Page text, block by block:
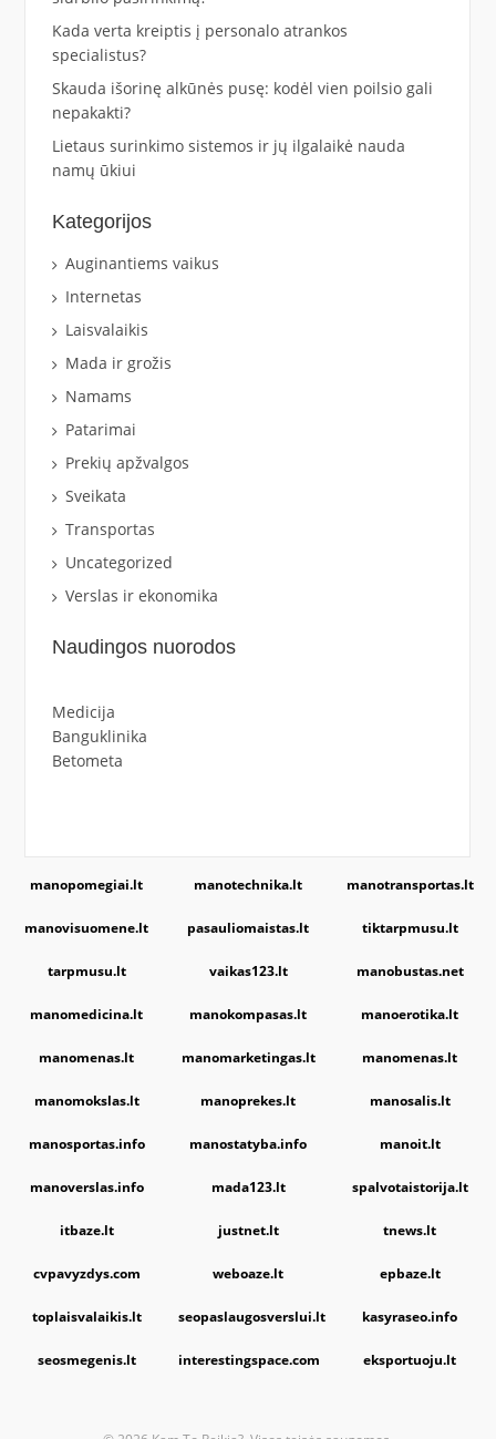
Kada verta kreiptis į personalo atrankos
specialistus?
Skauda išorinę alkūnės pusę: kodėl vien poilsio gali
nepakakti?
Lietaus surinkimo sistemos ir jų ilgalaikė nauda
namų ūkiui
Kategorijos
Auginantiems vaikus
Internetas
Laisvalaikis
Mada ir grožis
Namams
Patarimai
Prekių apžvalgos
Sveikata
Transportas
Uncategorized
Verslas ir ekonomika
Naudingos nuorodos
Medicija
Banguklinika
Betometa
manopomegiai.lt manotechnika.lt manotransportas.lt
manovisuomene.lt pasauliomaistas.lt tiktarpmusu.lt
tarpmusu.lt vaikas123.lt manobustas.net
manomedicina.lt manokompasas.lt manoerotika.lt
manomenas.lt manomarketingas.lt manomenas.lt
manomokslas.lt manoprekes.lt manosalis.lt
manosportas.info manostatyba.info manoit.lt
manoverslas.info mada123.lt spalvotaistorija.lt
itbaze.lt justnet.lt tnews.lt
cvpavyzdys.com weboaze.lt epbaze.lt
toplaisvalaikis.lt seopaslaugosverslui.lt kasyraseo.info
seosmegenis.lt interestingspace.com eksportuoju.lt